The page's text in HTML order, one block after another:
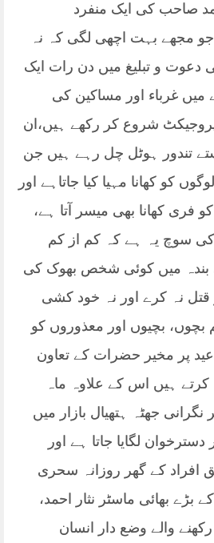
صاحب کی ایک منفرد
مجھے بہت اچھی لگی کہ نہ
دعوت و تبلیغ میں دن رات ایک
میں غرباء اور مساکین کی
شروع کر رکھے ہیں،ان
تندور ہوٹل چل رہے ہیں جن
کو کھانا مہیا کیا جاتاہے اور
فری کھانا بھی میسر آتا ہے،
کی سوچ یہ ہے کہ کم از کم
بندہ میں کوئی شخص بھوک کی
نہ کرے اور نہ خود کشی
بچوں، بچیوں اور معذوروں کو
پر مخیر حضرات کے تعاون
کرتے ہیں اس کے علاوہ ماہ
جھٹہ ہتھیال بازار میں
لگایا جاتا ہے اور
افراد کے گھر روزانہ سحری
بڑے بھائی ماسٹر نثار احمد،
والے وضع دار انسان